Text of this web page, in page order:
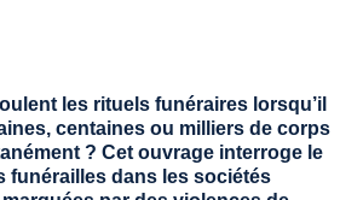
les rituels funéraires lorsqu’il
centaines ou milliers de corps
? Cet ouvrage interroge le
funérailles dans les sociétés